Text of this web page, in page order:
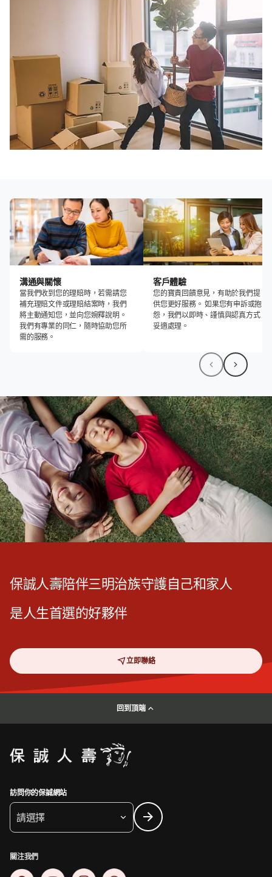
溝通與關懷
當我們收到您的理賠時，若需請您
補充理賠文件或理賠結案時，我們
將主動通知您，並向您婉釋說明。
我們有專業的同仁，隨時協助您所
需的服務。
客戶體驗
您的寶貴回饋意見，有助於我們提
供您更好服務。 如果您有申訴或抱
怨，我們以即時、謹慎與認真方式
妥適處理。
保誠人壽陪伴三明治族守護自己和家人
是人生首選的好夥伴
立即聯絡
回到頂端
訪問你的保誠網站
請選擇
關注我們